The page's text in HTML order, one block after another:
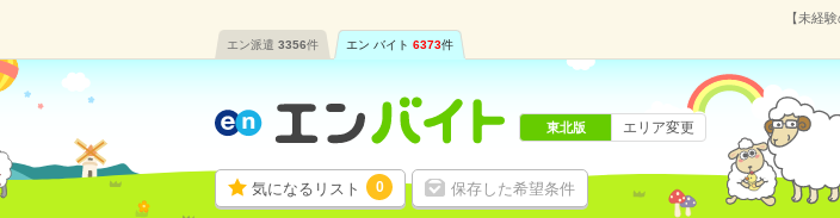
【未経
エン派遣 3356件 エン バイト 6373件
気になるリスト 0 保存した希望条件
東北版 エリア変更